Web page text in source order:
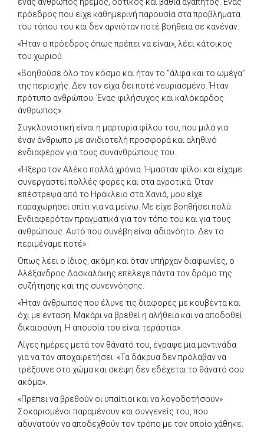
πρόεδρος που είχε καθημερινή παρουσία στα προβλήματα
του τόπου του και δεν αρνιόταν ποτέ βοήθεια σε κανέναν.
«Ήταν ο πρόεδρος όπως πρέπει να είναι», λέει κάτοικος
του χωριού.
«Βοηθούσε όλο τον κόσμο και ήταν το “άλφα και το ωμέγα”
της περιοχής. Δεν τον είχα δει ποτέ νευριασμένο. Ήταν
πρότυπο ανθρώπου. Ένας φιλήσυχος και καλόκαρδος
άνθρωπος».
Συγκλονιστική είναι η μαρτυρία φίλου του, που μιλά για
έναν άνθρωπο με ανιδιοτελή προσφορά και αληθινό
ενδιαφέρον για τους συνανθρώπους του.
«Ήξερα τον Αλέκο πολλά χρόνια. Ήμασταν φίλοι και είχαμε
συνεργαστεί πολλές φορές και στα αγροτικά. Όταν
επέστρεψα από το Ηράκλειο στα Χανιά, μου είχε
παραχωρήσει σπίτι για να μείνω. Με είχε βοηθήσει πολύ.
Ενδιαφερόταν πραγματικά για τον τόπο του και για τους
ανθρώπους. Αυτό που συνέβη είναι αδιανόητο. Δεν το
περιμέναμε ποτέ».
Όπως λέει ο ίδιος, ακόμη και όταν υπήρχαν διαφωνίες, ο
Αλέξανδρος Δασκαλάκης επέλεγε πάντα τον δρόμο της
συζήτησης και της συνεννόησης.
«Ήταν άνθρωπος που έλυνε τις διαφορές με κουβέντα και
όχι με ένταση. Μακάρι να βρεθεί η αλήθεια και να αποδοθεί
δικαιοσύνη. Η απουσία του είναι τεράστια».
Λίγες ημέρες μετά τον θάνατό του, έγραψε μια μαντινάδα
για να τον αποχαιρετήσει: «Τα δάκρυα δεν πρόλαβαν να
τρέξουνε στο χώμα και σκέψη δεν εδέχεται το θάνατό σου
ακόμα».
«Πρέπει να βρεθούν οι υπαίτιοι και να λογοδοτήσουν»
Σοκαρισμένοι παραμένουν και συγγενείς του, που
αδυνατούν να αποδεχθούν τον τρόπο με τον οποίο χάθηκε.